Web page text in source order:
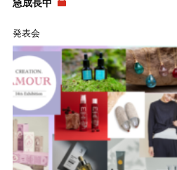
急成長中
発表会